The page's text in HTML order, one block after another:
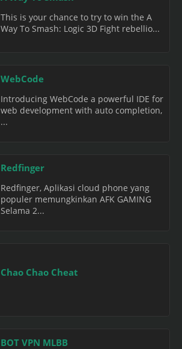
This is your chance to try to win the A
Way To Smash: Logic 3D Fight rebellio...
WebCode
Introducing WebCode a powerful IDE for
web development with auto completion,
...
Redfinger
Redfinger, Aplikasi cloud phone yang
populer memungkinkan AFK GAMING
Selama 2...
Chao Chao Cheat
BOT VPN MLBB